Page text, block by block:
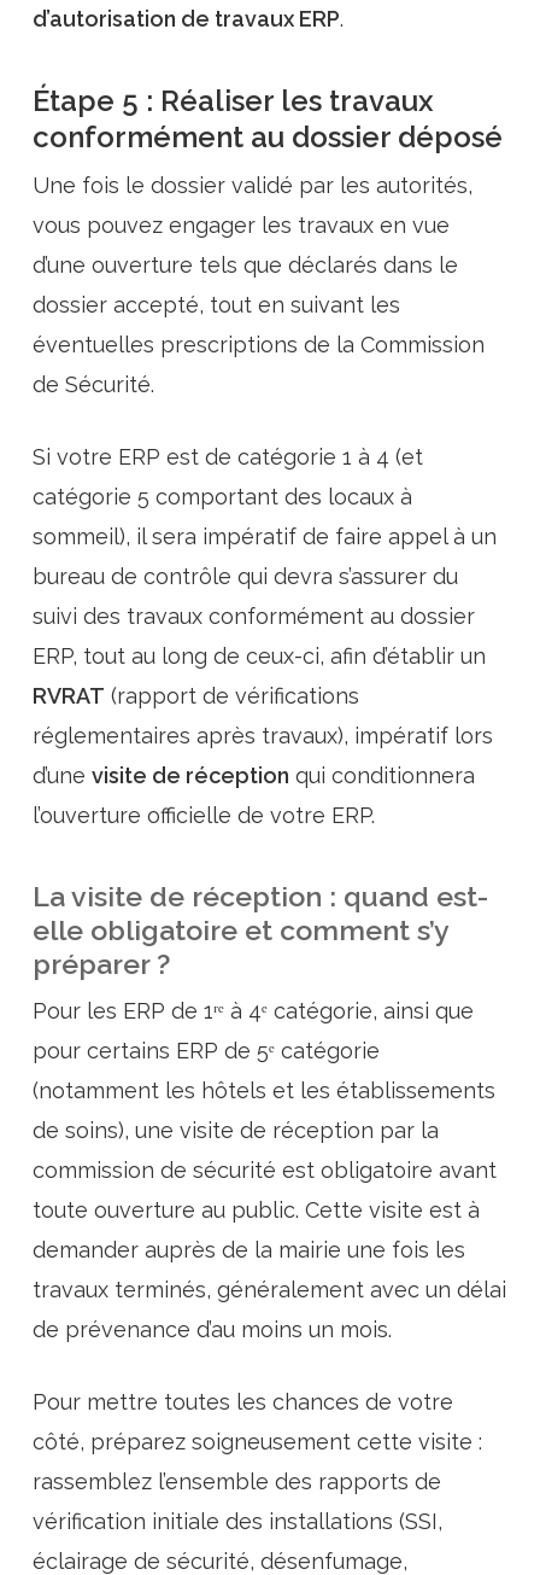
d’autorisation de travaux ERP.
Étape 5 : Réaliser les travaux
conformément au dossier déposé
Une fois le dossier validé par les autorités,
vous pouvez engager les travaux en vue
d’une ouverture tels que déclarés dans le
dossier accepté, tout en suivant les
éventuelles prescriptions de la Commission
de Sécurité.
Si votre ERP est de catégorie 1 à 4 (et
catégorie 5 comportant des locaux à
sommeil), il sera impératif de faire appel à un
bureau de contrôle qui devra s’assurer du
suivi des travaux conformément au dossier
ERP, tout au long de ceux-ci, afin d’établir un
RVRAT (rapport de vérifications
réglementaires après travaux), impératif lors
d’une visite de réception qui conditionnera
l’ouverture officielle de votre ERP.
La visite de réception : quand est-
elle obligatoire et comment s’y
préparer ?
Pour les ERP de 1ʳᵉ à 4ᵉ catégorie, ainsi que
pour certains ERP de 5ᵉ catégorie
(notamment les hôtels et les établissements
de soins), une visite de réception par la
commission de sécurité est obligatoire avant
toute ouverture au public. Cette visite est à
demander auprès de la mairie une fois les
travaux terminés, généralement avec un délai
de prévenance d’au moins un mois.
Pour mettre toutes les chances de votre
côté, préparez soigneusement cette visite :
rassemblez l’ensemble des rapports de
vérification initiale des installations (SSI,
éclairage de sécurité, désenfumage,